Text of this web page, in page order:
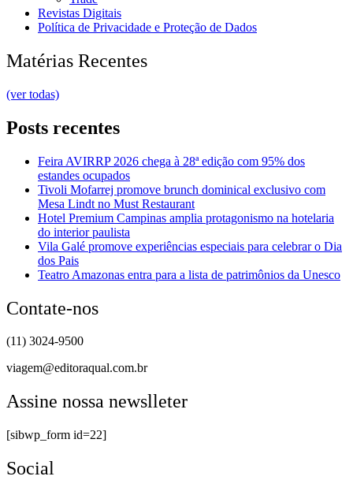
Revistas Digitais
Política de Privacidade e Proteção de Dados
Matérias Recentes
(ver todas)
Posts recentes
Feira AVIRRP 2026 chega à 28ª edição com 95% dos
estandes ocupados
Tivoli Mofarrej promove brunch dominical exclusivo com
Mesa Lindt no Must Restaurant
Hotel Premium Campinas amplia protagonismo na hotelaria
do interior paulista
Vila Galé promove experiências especiais para celebrar o Dia
dos Pais
Teatro Amazonas entra para a lista de patrimônios da Unesco
Contate-nos
(11) 3024-9500
viagem@editoraqual.com.br
Assine nossa newslleter
[sibwp_form id=22]
Social